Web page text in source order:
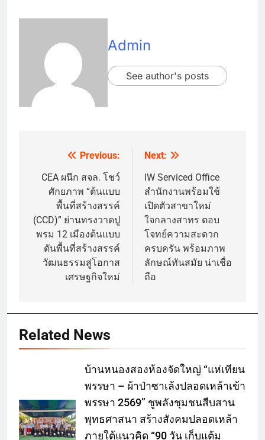
Admin
See author's posts
navigation
Previous:
CEA ผนึก สจล. โชว์
ศักยภาพ “ต้นแบบ
พื้นที่สร้างสรรค์
(CCD)” ย่านทรงวาดปู
พรม 12 เมืองต้นแบบ
ดันพื้นที่สร้างสรรค์
วัฒนธรรมสู่โอกาส
เศรษฐกิจใหม่
Next:
IW Serviced Office
สำนักงานพร้อมใช้
เปิดตัวสาขาใหม่
ใจกลางสาทร ตอบ
โจทย์ความสะดวก
ครบครัน พร้อมภาพ
ลักษณ์ทันสมัย น่าเชื่อ
ถือ
Related News
บ้านหนองสองห้องจัดใหญ่ “แห่เทียน
พรรษา – ผ้าป่าซาเล้งปลอดเหล้าเข้า
พรรษา 2569” ชูพลังชุมชนสืบสาน
พุทธศาสนา สร้างสังคมปลอดเหล้า
ภายใต้แนวคิด “90 วัน เก็บแต้ม